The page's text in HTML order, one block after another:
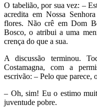
O tabelião, por sua vez: –
acredita em Nossa
flores. Não crê em Dom
Bosco, o atribui a uma
crença do que a sua.
A discussão terminou.
Costamagna, com a
escrivão: – Pelo que parece,
– Oh, sim! Eu o estimo
juventude pobre.